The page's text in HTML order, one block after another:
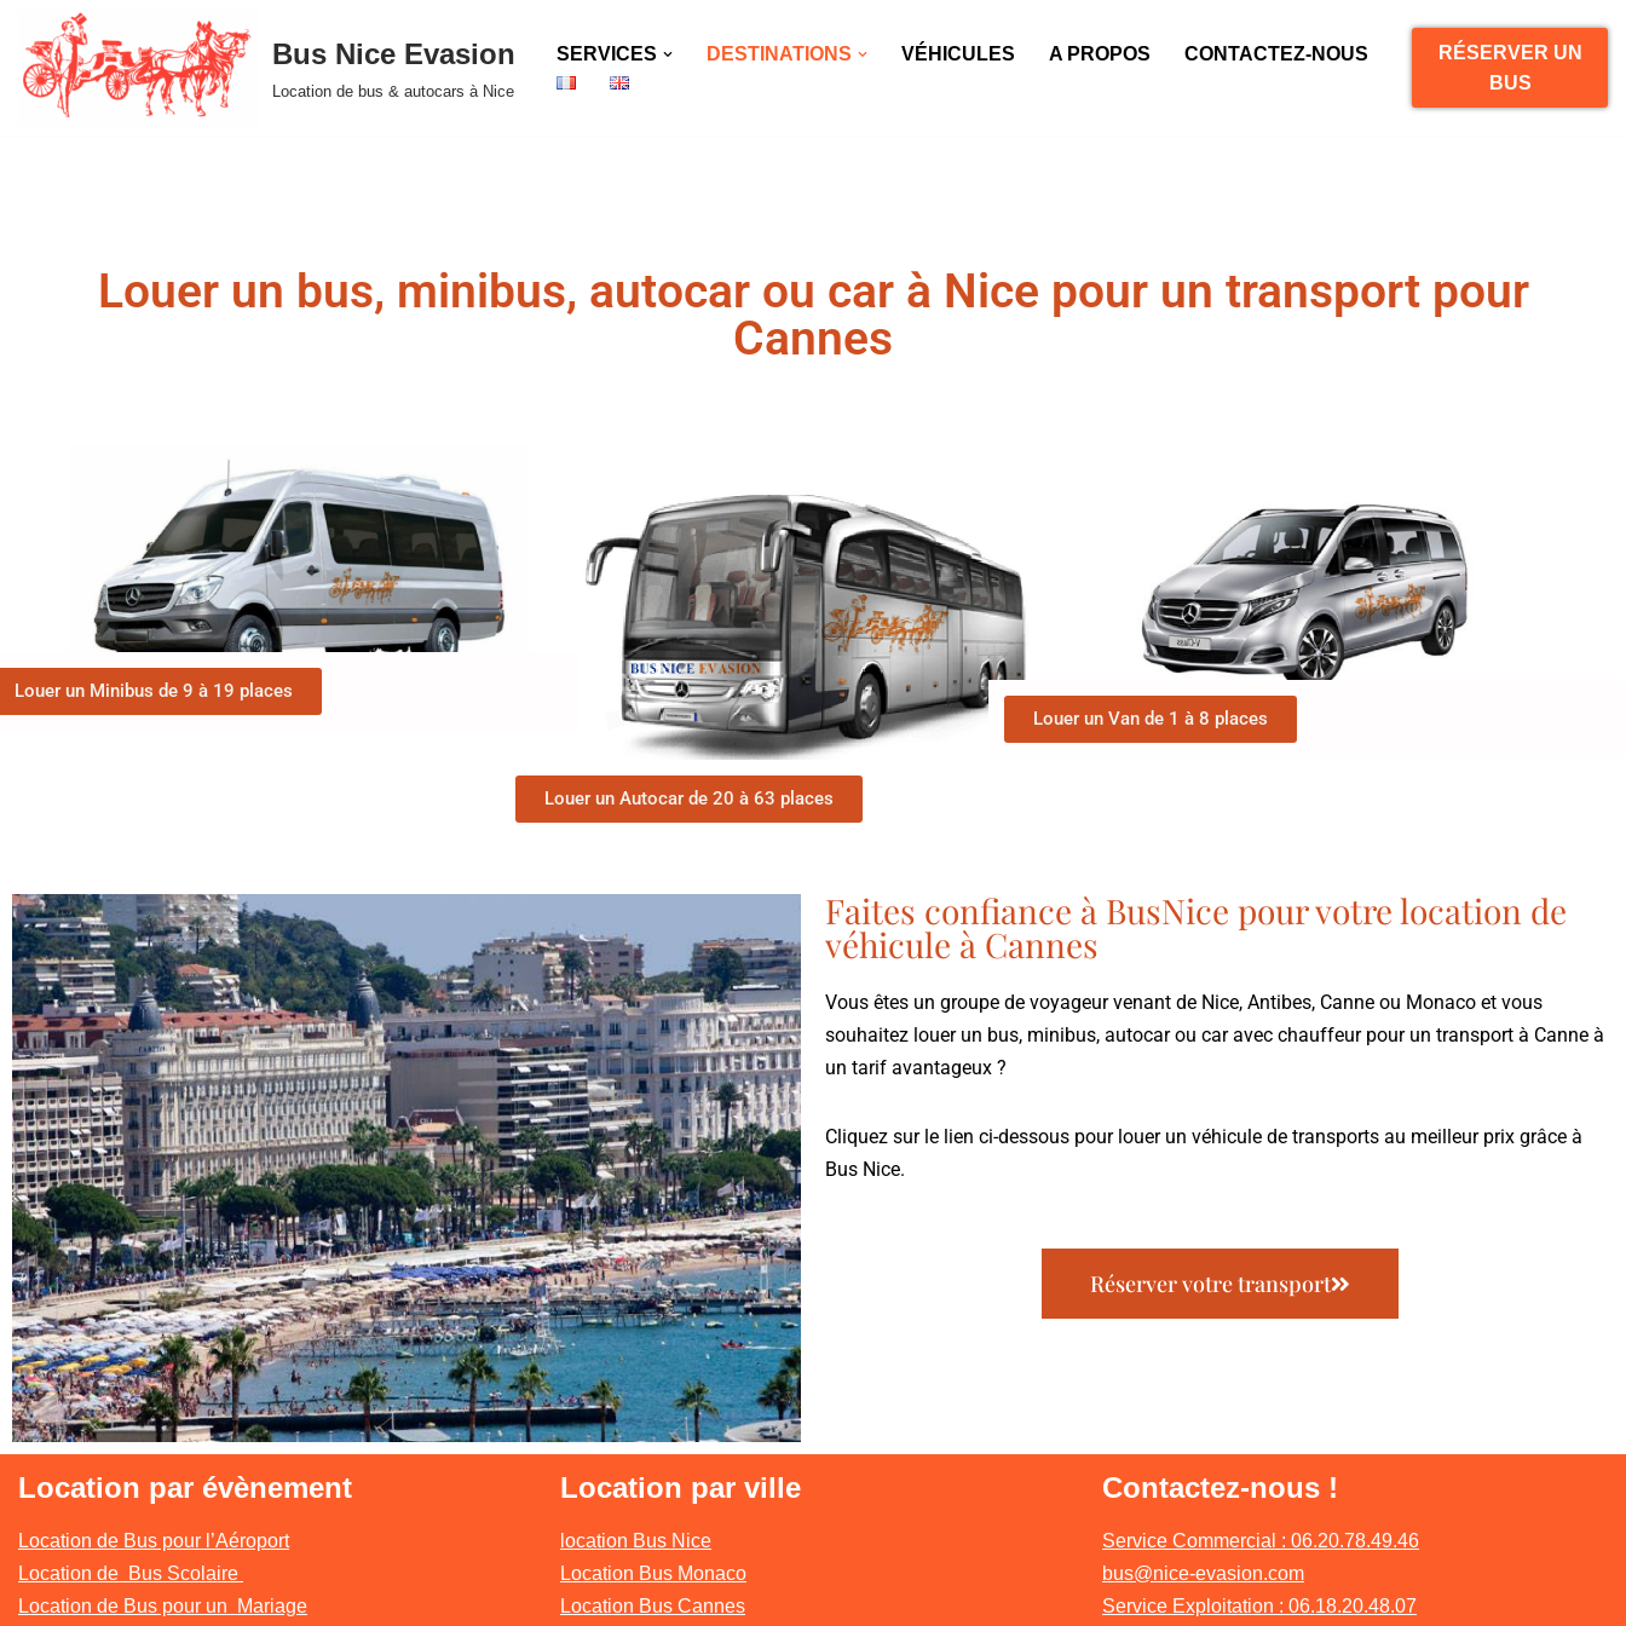
Aller
au
Bus Nice Evasion
Location de bus & autocars à Nice
SERVICES DESTINATIONS VÉHICULES A PROPOS CONTACTEZ-NOUS
RÉSERVER UN
BUS
Louer un bus, minibus, autocar ou car à Nice pour un transport pour
Cannes
Louer un Minibus de 9 à 19 places
Louer un Autocar de 20 à 63 places
Louer un Van de 1 à 8 places
Faites confiance à BusNice pour votre location de
véhicule à Cannes
Vous êtes un groupe de voyageur venant de Nice, Antibes, Canne ou Monaco et vous
souhaitez louer un bus, minibus, autocar ou car avec chauffeur pour un transport à Canne à
un tarif avantageux ?
Cliquez sur le lien ci-dessous pour louer un véhicule de transports au meilleur prix grâce à
Bus Nice.
Réserver votre transport
Location par évènement
Location de Bus pour l’Aéroport
Location de Bus Scolaire
Location de Bus pour un Mariage
Location par ville
location Bus Nice
Location Bus Monaco
Location Bus Cannes
Contactez-nous !
Service Commercial : 06.20.78.49.46
bus@nice-evasion.com
Service Exploitation : 06.18.20.48.07